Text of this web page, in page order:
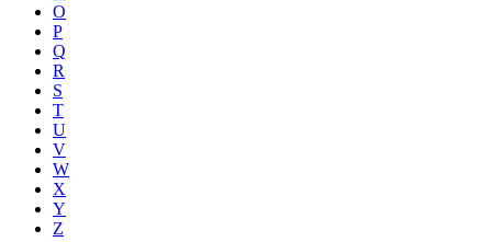
O
P
Q
R
S
T
U
V
W
X
Y
Z